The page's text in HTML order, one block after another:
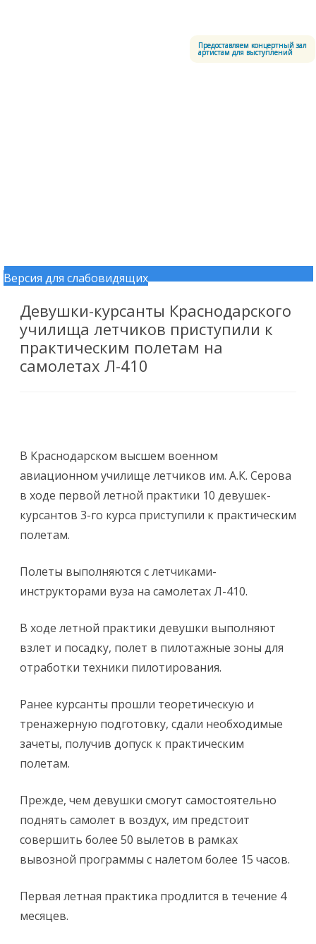
Версия для слабовидящих
Предоставляем концертный зал
артистам для выступлений
Перейти к содержимому
Девушки-курсанты Краснодарского
училища летчиков приступили к
практическим полетам на
самолетах Л-410
В Краснодарском высшем военном
авиационном училище летчиков им. А.К. Серова
в ходе первой летной практики 10 девушек-
курсантов 3-го курса приступили к практическим
полетам.
Полеты выполняются с летчиками-
инструкторами вуза на самолетах Л-410.
В ходе летной практики девушки выполняют
взлет и посадку, полет в пилотажные зоны для
отработки техники пилотирования.
Ранее курсанты прошли теоретическую и
тренажерную подготовку, сдали необходимые
зачеты, получив допуск к практическим
полетам.
Прежде, чем девушки смогут самостоятельно
поднять самолет в воздух, им предстоит
совершить более 50 вылетов в рамках
вывозной программы с налетом более 15 часов.
Первая летная практика продлится в течение 4
месяцев.